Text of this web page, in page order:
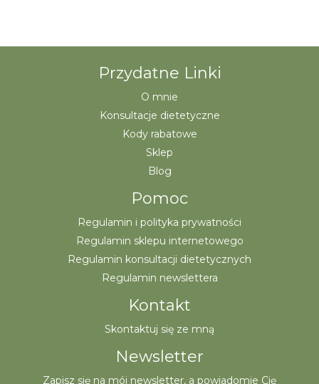
Przydatne Linki
O mnie
Konsultacje dietetyczne
Kody rabatowe
Sklep
Blog
Pomoc
Regulamin i polityka prywatności
Regulamin sklepu internetowego
Regulamin konsultacji dietetycznych
Regulamin newslettera
Kontakt
Skontaktuj się ze mną
Newsletter
Zapisz się na mój newsletter, a powiadomie Cię